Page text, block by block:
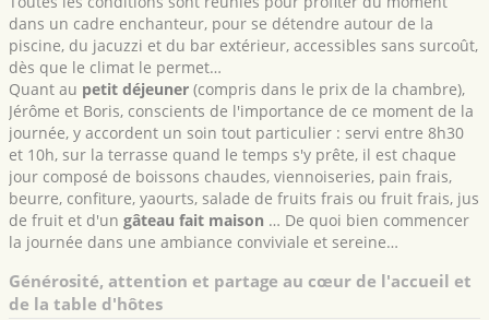
dans un cadre enchanteur, pour se détendre autour de la
piscine, du jacuzzi et du bar extérieur, accessibles sans surcoût,
dès que le climat le permet…
Quant au petit déjeuner (compris dans le prix de la chambre),
Jérôme et Boris, conscients de l'importance de ce moment de la
journée, y accordent un soin tout particulier : servi entre 8h30
et 10h, sur la terrasse quand le temps s'y prête, il est chaque
jour composé de boissons chaudes, viennoiseries, pain frais,
beurre, confiture, yaourts, salade de fruits frais ou fruit frais, jus
de fruit et d'un gâteau fait maison … De quoi bien commencer
la journée dans une ambiance conviviale et sereine…
Générosité, attention et partage au cœur de l'accueil et
de la table d'hôtes